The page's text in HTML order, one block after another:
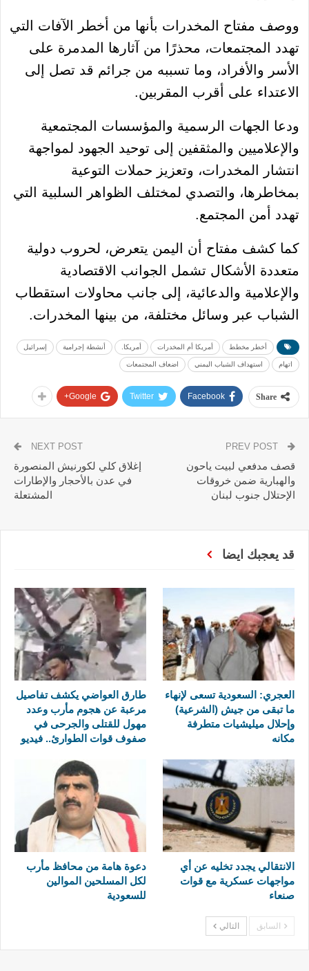
ووصف مفتاح المخدرات بأنها من أخطر الآفات التي
تهدد المجتمعات، محذرًا من آثارها المدمرة على
الأسر والأفراد، وما تسببه من جرائم قد تصل إلى
الاعتداء على أقرب المقربين.
ودعا الجهات الرسمية والمؤسسات المجتمعية
والإعلاميين والمثقفين إلى توحيد الجهود لمواجهة
انتشار المخدرات، وتعزيز حملات التوعية
بمخاطرها، والتصدي لمختلف الظواهر السلبية التي
تهدد أمن المجتمع.
كما كشف مفتاح أن اليمن يتعرض، لحروب دولية
متعددة الأشكال تشمل الجوانب الاقتصادية
والإعلامية والدعائية، إلى جانب محاولات استقطاب
الشباب عبر وسائل مختلفة، من بينها المخدرات.
أخطر مخطط أمريكا أم المخدرات أمريكا. أنشطة إجرامية إسرائيل
اتهام استهداف الشباب اليمني اضعاف المجتمعات
Share
Facebook
Twitter
Google+
قصف مدفعي لبيت ياحون
والهبارية ضمن خروقات
الإحتلال جنوب لبنان
NEXT POST
إغلاق كلي لكورنيش المنصورة
في عدن بالأحجار والإطارات
المشتعلة
قد يعجبك ايضا
العجري: السعودية تسعى لإنهاء
ما تبقى من جيش (الشرعية)
وإحلال ميليشيات متطرفة
مكانه
طارق العواضي يكشف تفاصيل
مرعبة عن هجوم مأرب وعدد
مهول للقتلى والجرحى في
صفوف قوات الطوارئ.. فيديو
الانتقالي يجدد تخليه عن أي
مواجهات عسكرية مع قوات
صنعاء
دعوة هامة من محافظ مأرب
لكل المسلحين الموالين
للسعودية
السابق التالي